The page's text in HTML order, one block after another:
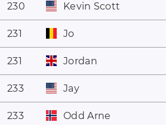
230 Kevin Scott
231 Jo
231 Jordan
233 Jay
233 Odd Arne